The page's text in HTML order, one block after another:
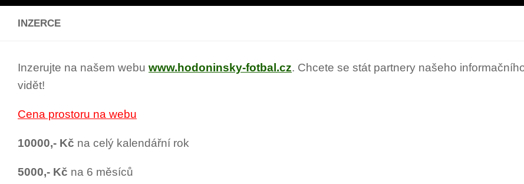
INZERCE
Inzerujte na našem webu www.hodoninsky-fotbal.cz. Chcete se stát partnery našeho
vidět!
Cena prostoru na webu
10000,- Kč na celý kalendářní rok
5000,- Kč na 6 měsíců